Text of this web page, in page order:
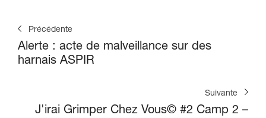
Précédente
Alerte : acte de malveillance sur des
harnais ASPIR
Suivante
J'irai Grimper Chez Vous© #2 Camp 2 –